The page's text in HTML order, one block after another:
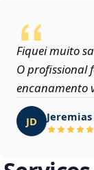
Fiquei muito
O profissional
encanamento
JD Jeremias